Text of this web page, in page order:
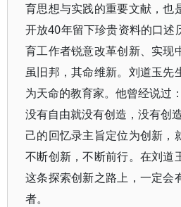
育思想与实践的重要文献，也
开放40年留下珍贵资料的口述
育工作者锐意改革创新、实现
虽旧邦，其命维新。刘道玉先
为天命的教育家。他曾经说过
没有自由就没有创造，没有创
己的回忆录主旨定位为创新，
不断创新，不断前行。在刘道
这条探索创新之路上，一定会
者。